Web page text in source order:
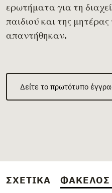
ερωτήματα για τη
παιδιού και της
απαντήθηκαν.
Δείτε το πρωτότυπο
ΣΧΕΤΙΚΆ ΦΆΚΕΛΟΣ